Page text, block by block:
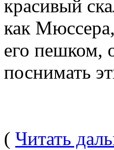
красивый
как
его пешком,
поснимать
( Читать